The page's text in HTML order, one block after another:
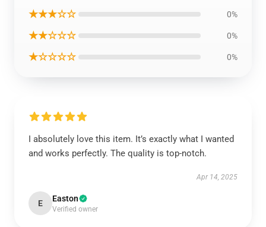
★★★☆☆ 0%
★★☆☆☆ 0%
★☆☆☆☆ 0%
I absolutely love this item. It’s exactly what I wanted
and works perfectly. The quality is top-notch.
Apr 14, 2025
E Easton
Verified owner